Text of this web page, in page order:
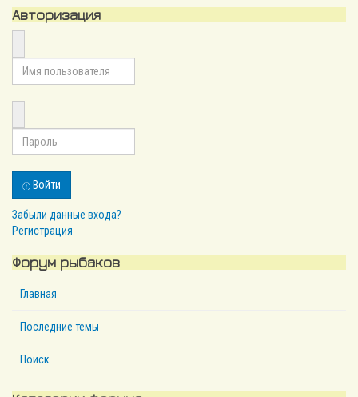
Авторизация
Войти
Забыли данные входа?
Регистрация
Форум рыбаков
Главная
Последние темы
Поиск